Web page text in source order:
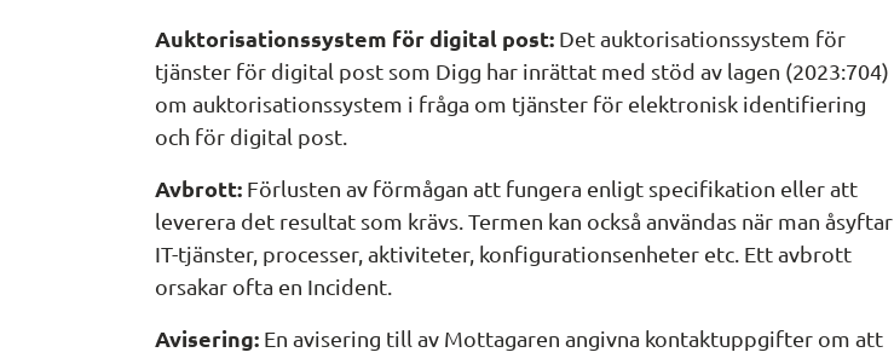
Auktorisationssystem för digital post: Det auktorisationssystem för
tjänster för digital post som Digg har inrättat med stöd av lagen (2023:704)
om auktorisationssystem i fråga om tjänster för elektronisk identifiering
och för digital post.
Avbrott: Förlusten av förmågan att fungera enligt specifikation eller att
leverera det resultat som krävs. Termen kan också användas när man åsyftar
IT-tjänster, processer, aktiviteter, konfigurationsenheter etc. Ett avbrott
orsakar ofta en Incident.
Avisering: En avisering till av Mottagaren angivna kontaktuppgifter om att